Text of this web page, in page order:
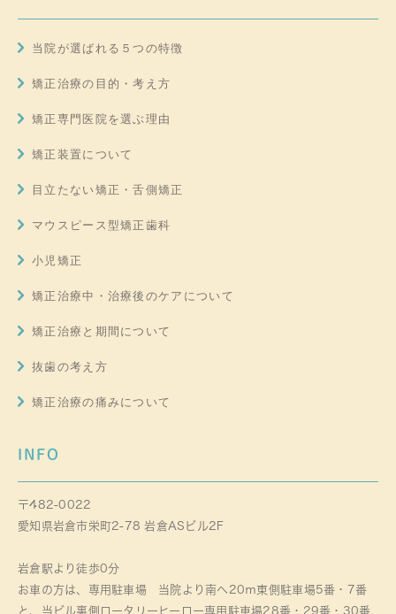
当院が選ばれる５つの特徴
矯正治療の目的・考え方
矯正専門医院を選ぶ理由
矯正装置について
目立たない矯正・舌側矯正
マウスピース型矯正歯科
小児矯正
矯正治療中・治療後のケアについて
矯正治療と期間について
抜歯の考え方
矯正治療の痛みについて
INFO
〒482-0022
愛知県岩倉市栄町2-78 岩倉ASビル2F
岩倉駅より徒歩0分
お車の方は、専用駐車場 当院より南へ20ｍ東側駐車場5番・7番
と、当ビル裏側ロータリーヒーロー専用駐車場28番・29番・30番